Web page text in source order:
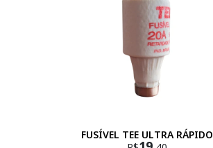
FUSÍVEL TEE ULTRA RÁPIDO